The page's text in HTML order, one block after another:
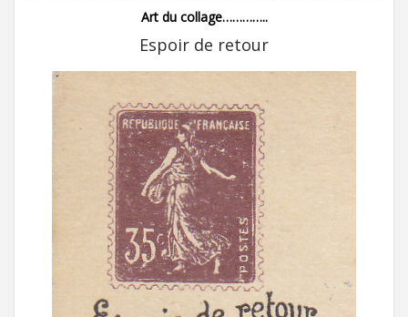
Art du collage…………..
Espoir de retour